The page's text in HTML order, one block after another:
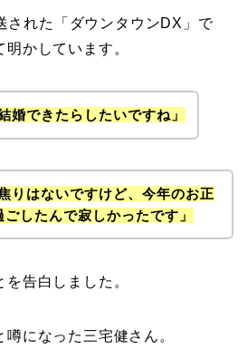
された「ダウンタウンDX」で
かしています。
婚できたらしたいですね」
りはないですけど、今年のお正
ごしたんで寂しかったです」
告白しました。
になった三宅健さん。